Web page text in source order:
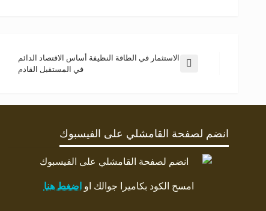
الاستثمار في الطاقة النظيفة أساس الاقتصاد الدائم
في المستقبل القادم
انضم لصفحة القامشلي على الفيسبوك
امسح الكود بكاميرا جوالك او اضغط هنا